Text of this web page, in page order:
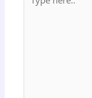
here..